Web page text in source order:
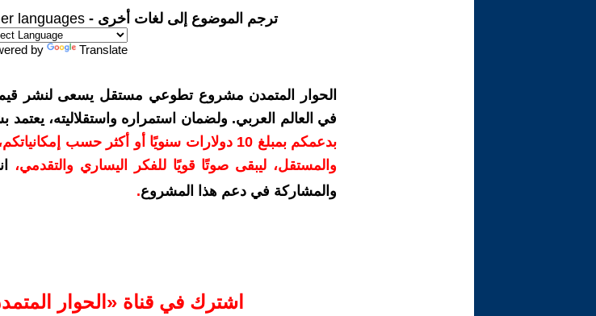
ترجم الموضوع إلى لغات أخرى - languages
by Translate
الحوار المتمدن مشروع تطوعي مستقل يسعى لنشر قيم
في العالم العربي. ولضمان استمراره واستقلاليته،
بدعمكم بمبلغ 10 دولارات سنويًا أو أكثر حسب
والمستقل، ليبقى صوتًا قويًا للفكر اليساري والتقدمي،
والمشاركة في دعم هذا المشروع.
اشترك في قناة ‫«الحوار